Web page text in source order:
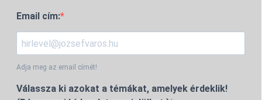
Email cím:
Adja meg az email címét!
Válassza ki azokat a témákat, amelyek érdeklik!